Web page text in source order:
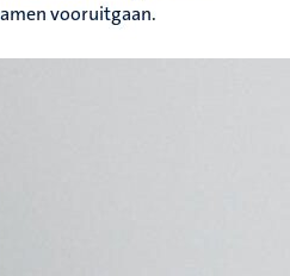
vooruitgaan.